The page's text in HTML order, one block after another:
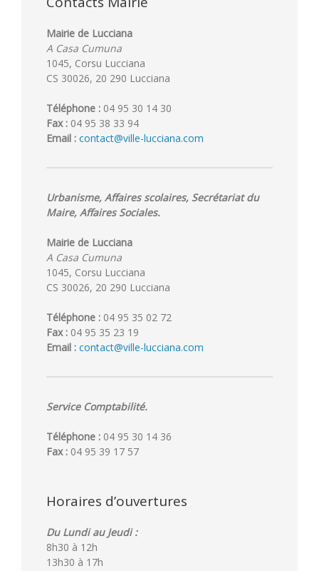
Mairie de Lucciana
A Casa Cumuna
1045, Corsu Lucciana
CS 30026, 20 290 Lucciana
Téléphone : 04 95 30 14 30
Fax : 04 95 38 33 94
Email : contact@ville-lucciana.com
Urbanisme, Affaires scolaires, Secrétariat du
Maire, Affaires Sociales.
Mairie de Lucciana
A Casa Cumuna
1045, Corsu Lucciana
CS 30026, 20 290 Lucciana
Téléphone : 04 95 35 02 72
Fax : 04 95 35 23 19
Email : contact@ville-lucciana.com
Service Comptabilité.
Téléphone : 04 95 30 14 36
Fax : 04 95 39 17 57
Horaires d’ouvertures
Du Lundi au Jeudi :
8h30 à 12h
13h30 à 17h